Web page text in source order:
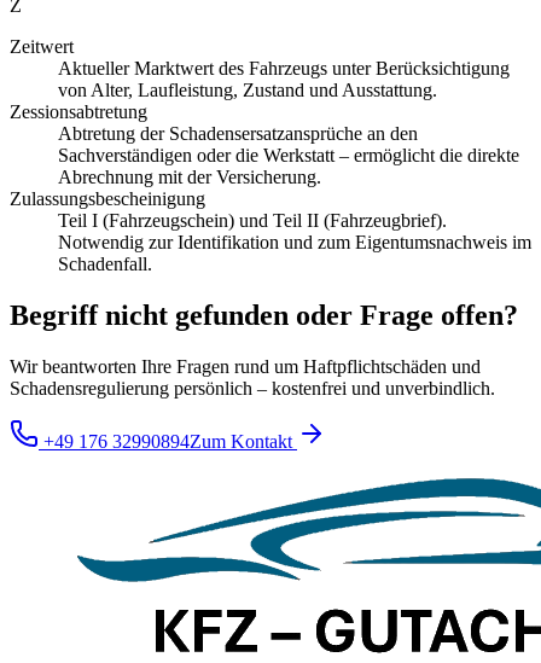
Z
Zeitwert
Aktueller Marktwert des Fahrzeugs unter Berücksichtigung
von Alter, Laufleistung, Zustand und Ausstattung.
Zessionsabtretung
Abtretung der Schadensersatzansprüche an den
Sachverständigen oder die Werkstatt – ermöglicht die direkte
Abrechnung mit der Versicherung.
Zulassungsbescheinigung
Teil I (Fahrzeugschein) und Teil II (Fahrzeugbrief).
Notwendig zur Identifikation und zum Eigentumsnachweis im
Schadenfall.
Begriff nicht gefunden oder Frage offen?
Wir beantworten Ihre Fragen rund um Haftpflichtschäden und
Schadensregulierung persönlich – kostenfrei und unverbindlich.
+49 176 32990894Zum Kontakt